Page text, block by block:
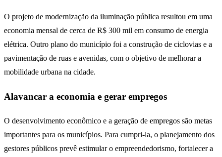
O projeto de modernização da iluminação pública resultou em uma
economia mensal de cerca de R$ 300 mil em consumo de energia
elétrica. Outro plano do município foi a construção de ciclovias e a
pavimentação de ruas e avenidas, com o objetivo de melhorar a
mobilidade urbana na cidade.
Alavancar a economia e gerar empregos
O desenvolvimento econômico e a geração de empregos são metas
importantes para os municípios. Para cumpri-la, o planejamento dos
gestores públicos prevê estimular o empreendedorismo, fortalecer a